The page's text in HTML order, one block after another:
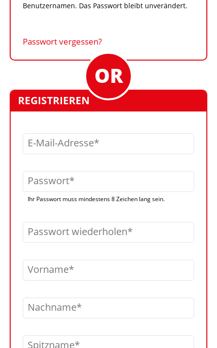
Benutzernamen. Das Passwort bleibt unverändert.
Passwort vergessen?
REGISTRIEREN
E-Mail-Adresse
Passwort
Ihr Passwort muss mindestens 8 Zeichen lang sein.
Passwort wiederholen
Vorname
Nachname
Spitzname